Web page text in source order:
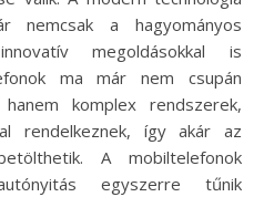
nemcsak a hagyományos
megoldásokkal is
ma már nem csupán
komplex rendszerek,
rendelkeznek, így akár az
A mobiltelefonok
egyszerre tűnik